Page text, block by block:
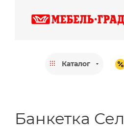
Каталог
Банкетка